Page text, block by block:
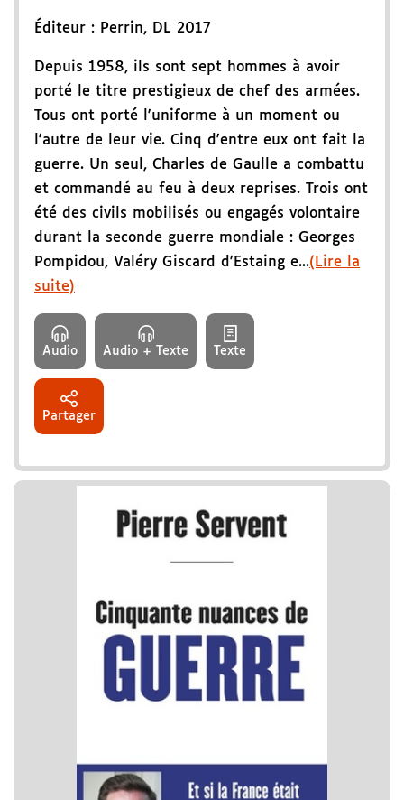
Éditeur : Perrin, DL 2017
Depuis 1958, ils sont sept hommes à avoir
porté le titre prestigieux de chef des armées.
Tous ont porté l'uniforme à un moment ou
l'autre de leur vie. Cinq d'entre eux ont fait la
guerre. Un seul, Charles de Gaulle a combattu
et commandé au feu à deux reprises. Trois ont
été des civils mobilisés ou engagés volontaire
durant la seconde guerre mondiale : Georges
Pompidou, Valéry Giscard d'Estaing e...(Lire la
suite)
Audio Audio + Texte Texte
Partager